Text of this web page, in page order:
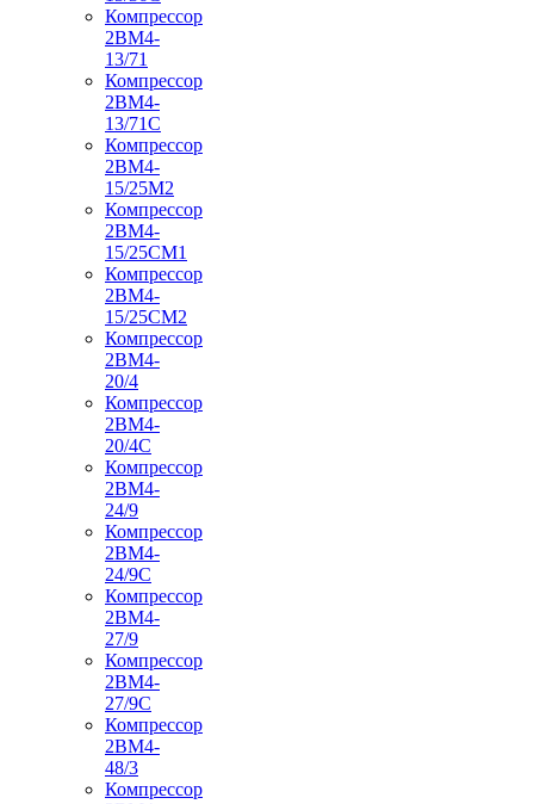
Компрессор
2ВМ4-
13/71
Компрессор
2ВМ4-
13/71С
Компрессор
2ВМ4-
15/25М2
Компрессор
2ВМ4-
15/25СМ1
Компрессор
2ВМ4-
15/25СМ2
Компрессор
2ВМ4-
20/4
Компрессор
2ВМ4-
20/4С
Компрессор
2ВМ4-
24/9
Компрессор
2ВМ4-
24/9С
Компрессор
2ВМ4-
27/9
Компрессор
2ВМ4-
27/9С
Компрессор
2ВМ4-
48/3
Компрессор